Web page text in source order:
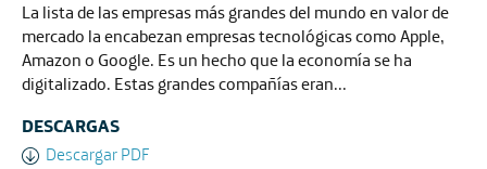
La lista de las empresas más grandes del mundo en valor de
mercado la encabezan empresas tecnológicas como Apple,
Amazon o Google. Es un hecho que la economía se ha
digitalizado. Estas grandes compañías eran...
DESCARGAS
Descargar PDF